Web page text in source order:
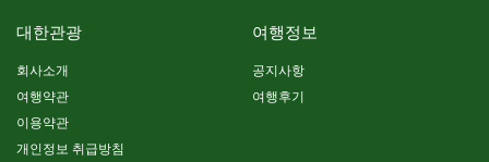
대한관광
회사소개
여행약관
이용약관
개인정보 취급방침
여행정보
공지사항
여행후기